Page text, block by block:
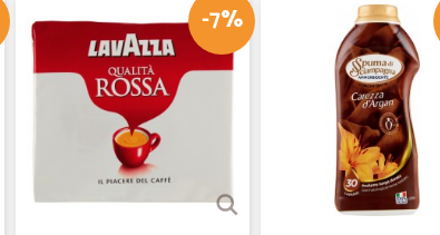
Velocissimi.
Velocissimi.
—
Veloci nella
-7%